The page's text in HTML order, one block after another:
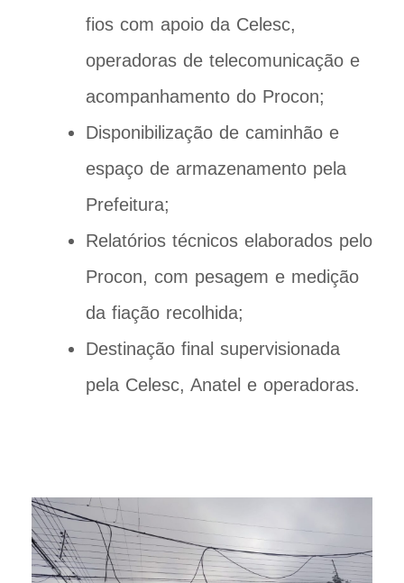
fios com apoio da Celesc,
operadoras de telecomunicação e
acompanhamento do Procon;
Disponibilização de caminhão e
espaço de armazenamento pela
Prefeitura;
Relatórios técnicos elaborados pelo
Procon, com pesagem e medição
da fiação recolhida;
Destinação final supervisionada
pela Celesc, Anatel e operadoras.